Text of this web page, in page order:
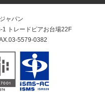
ャパン
トレードピアお台場22F
5579-0382